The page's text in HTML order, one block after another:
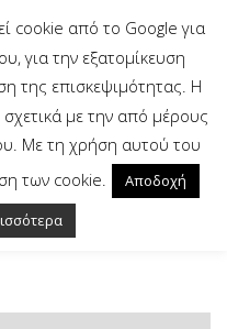
cookie από το Google για
για την εξατομίκευση
της επισκεψιμότητας. Η
με την από μέρους
Με τη χρήση αυτού του
των cookie.
Αποδοχή